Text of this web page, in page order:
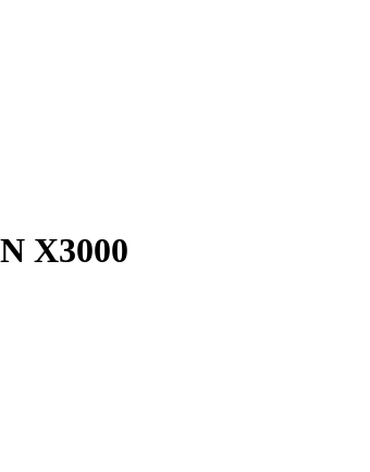
X3000